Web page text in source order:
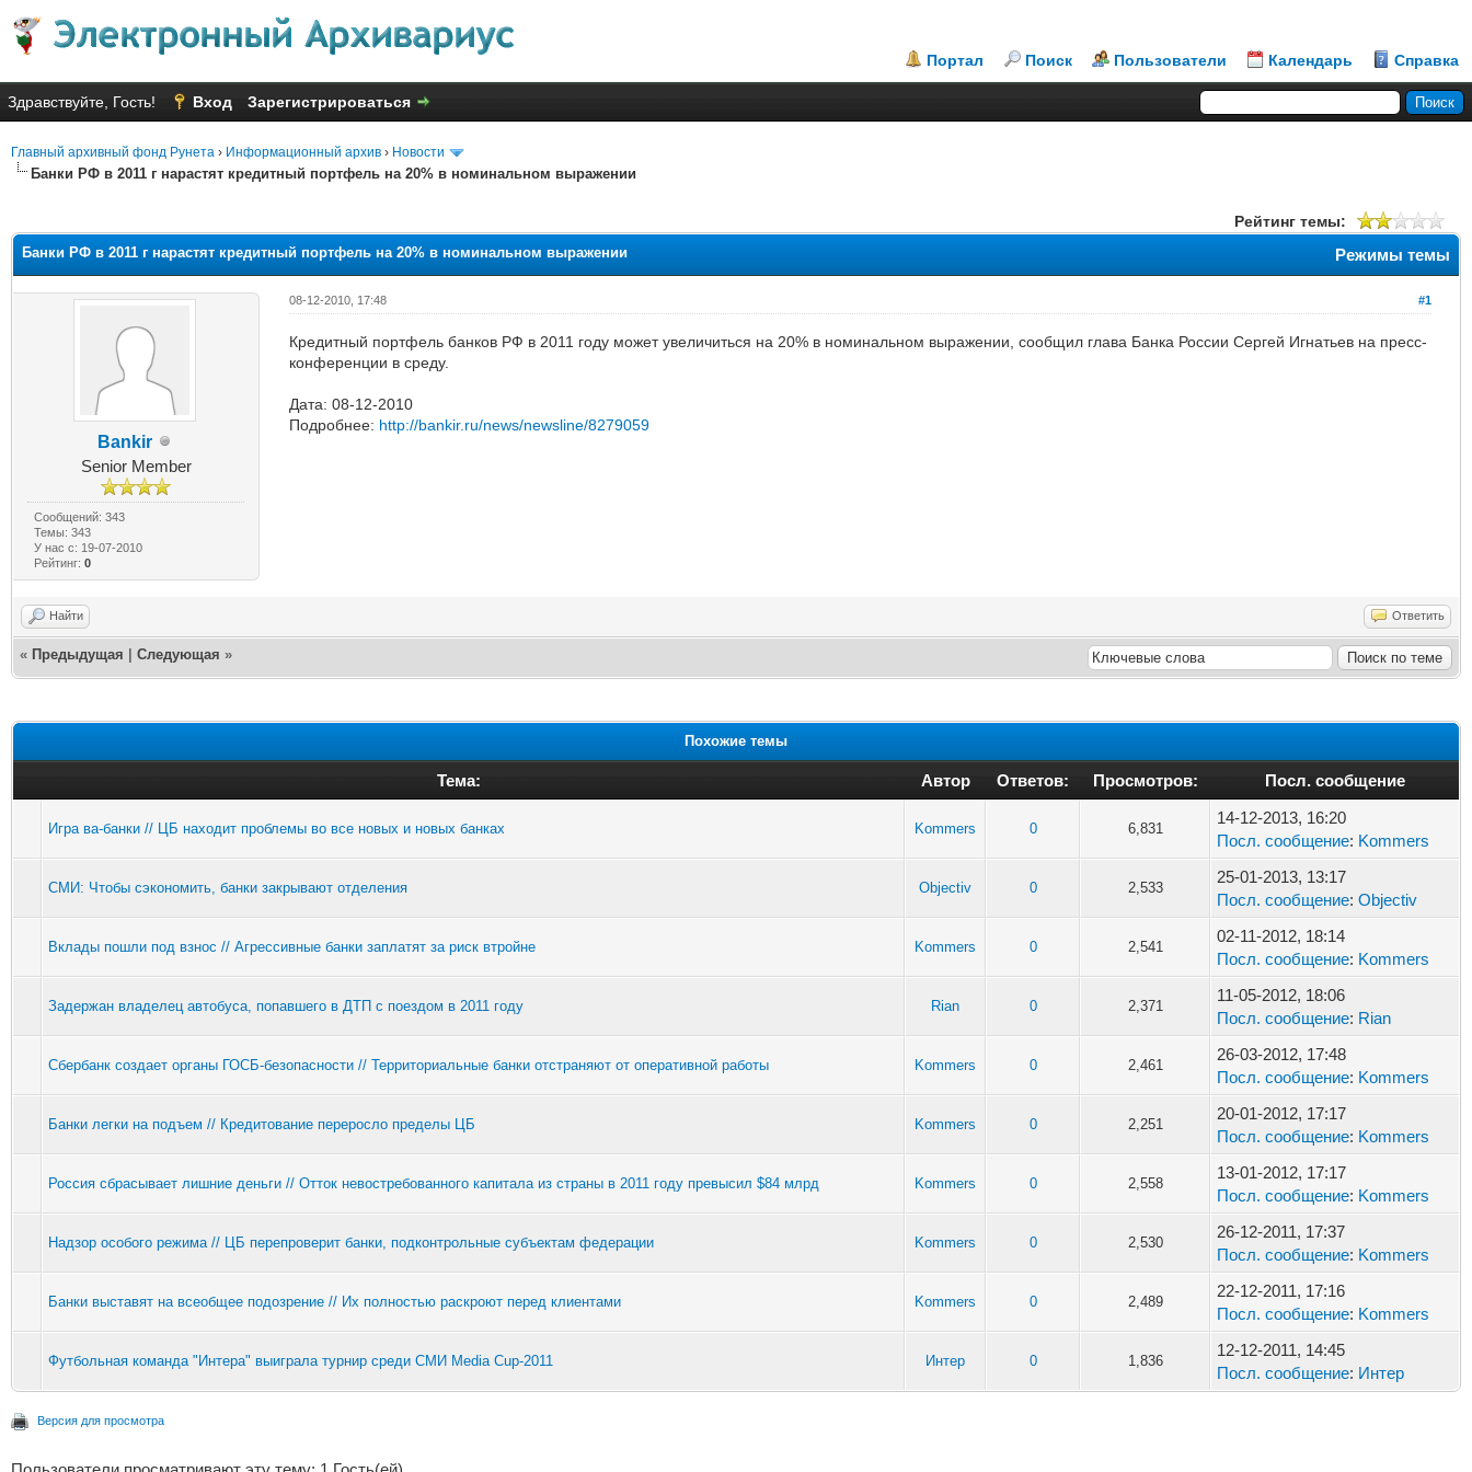
Портал Поиск Пользователи Календарь Справка
Здравствуйте, Гость! Вход Зарегистрироваться
Главный архивный фонд Рунета › Информационный архив › Новости
Банки РФ в 2011 г нарастят кредитный портфель на 20% в номинальном выражении
Рейтинг темы:
Режимы темы
Банки РФ в 2011 г нарастят кредитный портфель на 20% в номинальном выражении
Bankir
Senior Member
Сообщений: 343
Темы: 343
У нас с: 19-07-2010
Рейтинг:0
#1
08-12-2010, 17:48
Кредитный портфель банков РФ в 2011 году может увеличиться на 20% в номинальном выражении, сообщил глава Банка России Сергей Игнатьев на пресс-
конференции в среду.
Дата: 08-12-2010
Подробнее: http://bankir.ru/news/newsline/8279059
Найти Ответить
« Предыдущая Следующая »
Похожие темы
Тема: Автор Ответов: Просмотров: Посл. сообщение
Игра ва-банки // ЦБ находит проблемы во все новых и новых банках Kommers 0 6,831
14-12-2013, 16:20
Посл. сообщение: Kommers
СМИ: Чтобы сэкономить, банки закрывают отделения Objectiv 0 2,533
25-01-2013, 13:17
Посл. сообщение: Objectiv
Вклады пошли под взнос // Агрессивные банки заплатят за риск втройне Kommers 0 2,541
02-11-2012, 18:14
Посл. сообщение: Kommers
Задержан владелец автобуса, попавшего в ДТП с поездом в 2011 году Rian 0 2,371
11-05-2012, 18:06
Посл. сообщение: Rian
Сбербанк создает органы ГОСБ-безопасности // Территориальные банки отстраняют от оперативной работы Kommers 0 2,461
26-03-2012, 17:48
Посл. сообщение: Kommers
Банки легки на подъем // Кредитование переросло пределы ЦБ Kommers 0 2,251
20-01-2012, 17:17
Посл. сообщение: Kommers
Россия сбрасывает лишние деньги // Отток невостребованного капитала из страны в 2011 году превысил $84 млрд Kommers 0 2,558
13-01-2012, 17:17
Посл. сообщение: Kommers
Надзор особого режима // ЦБ перепроверит банки, подконтрольные субъектам федерации Kommers 0 2,530
26-12-2011, 17:37
Посл. сообщение: Kommers
Банки выставят на всеобщее подозрение // Их полностью раскроют перед клиентами Kommers 0 2,489
22-12-2011, 17:16
Посл. сообщение: Kommers
Футбольная команда "Интера" выиграла турнир среди СМИ Media Cup-2011 Интер 0 1,836
12-12-2011, 14:45
Посл. сообщение: Интер
Версия для просмотра